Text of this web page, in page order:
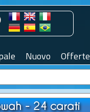
Nuovo Offerte
- 24 carati